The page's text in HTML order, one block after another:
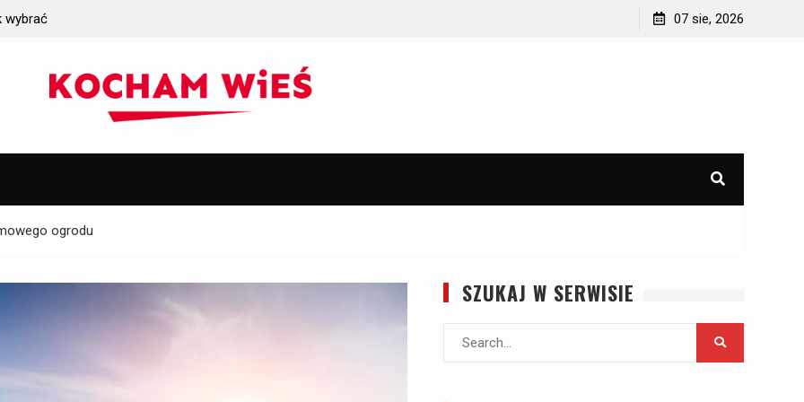
wybrać
Jak wyposażyć domek letniskowy lub domek na
07 sie, 2026
ogrodu
SZUKAJ W SERWISIE
Search